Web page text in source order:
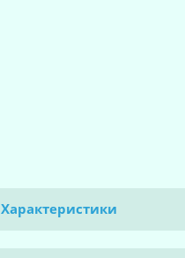
Характеристики